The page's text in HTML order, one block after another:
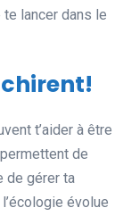
te lancer dans le
t’aider à être
de
de gérer ta
évolue